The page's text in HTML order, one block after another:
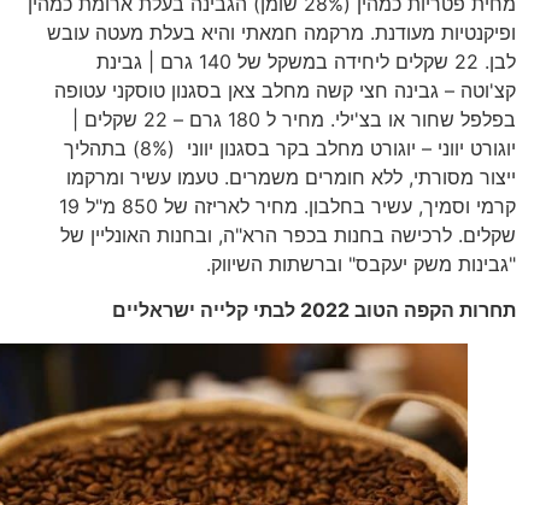
ופיקנטיות מעודנת. מרקמה חמאתי והיא בעלת מעטה עובש
לבן. 22 שקלים ליחידה במשקל של 140 גרם | גבינת
קצ'וטה – גבינה חצי קשה מחלב צאן בסגנון טוסקני עטופה
בפלפל שחור או בצ'ילי. מחיר ל 180 גרם – 22 שקלים |
יוגורט יווני – יוגורט מחלב בקר בסגנון יווני (8%) בתהליך
ייצור מסורתי, ללא חומרים משמרים. טעמו עשיר ומרקמו
קרמי וסמיך, עשיר בחלבון. מחיר לאריזה של 850 מ"ל 19
שקלים. לרכישה בחנות בכפר הרא"ה, ובחנות האונליין של
"גבינות משק יעקבס" וברשתות השיווק.
תחרות הקפה הטוב 2022
לבתי קלייה ישראליים